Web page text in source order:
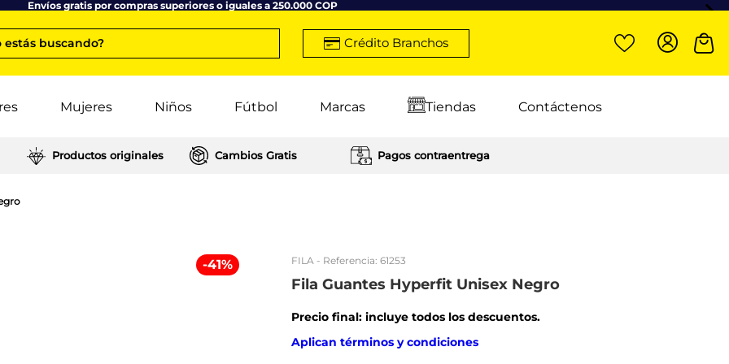
Envíos gratis por compras superiores o iguales a 250.000 COP
buscando? Crédito Branchos
Mujeres Niños Fútbol Marcas Tiendas Contáctenos
Productos originales Cambios Gratis Pagos contraentrega
-41% FILA- Referencia: 61253
Fila Guantes Hyperfit Unisex Negro
Precio final: incluye todos los descuentos.
Aplican términos y condiciones